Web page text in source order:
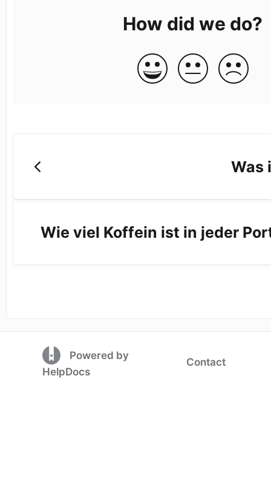
How did we do?
Was
Wie viel Koffein ist in jeder
(opens in a new tab)
Powered by
HelpDocs
Contact